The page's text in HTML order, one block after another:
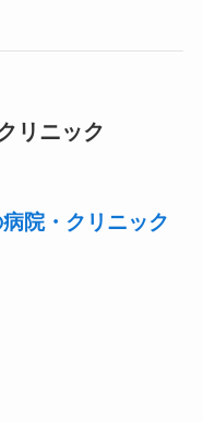
リニック
院・クリニック